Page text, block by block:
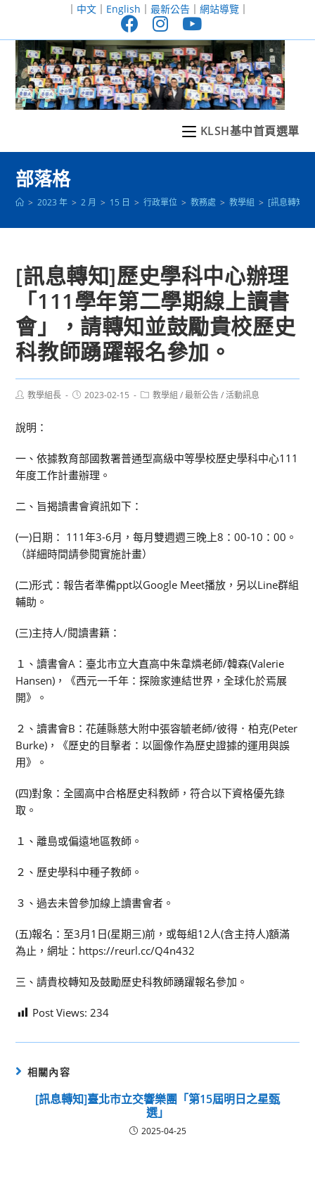
至
｜ 中文｜ English ｜ 最新公告｜ 網站導覽｜
KLSH基中首頁選單
部落格
> 2023 年 > 2 月 > 15 日 > 行政單位 > 教務處 > 教學組 > [訊息轉知]
[訊息轉知]歷史學科中心辦理
「111學年第二學期線上讀書
會」，請轉知並鼓勵貴校歷史
科教師踴躍報名參加。
Post教學組長
Post2023-02-15
Post教學組 / 最新公告 / 活動訊息
說明：
一、依據教育部國教署普通型高級中等學校歷史學科中心111
年度工作計畫辦理。
二、旨揭讀書會資訊如下：
(一)日期： 111年3-6月，每月雙週週三晚上8：00-10：00。
（詳細時間請參閱實施計畫）
(二)形式：報告者準備ppt以Google Meet播放，另以Line群組
輔助。
(三)主持人/閱讀書籍：
１、讀書會A：臺北市立大直高中朱韋燐老師/韓森(Valerie
Hansen)，《西元一千年：探險家連結世界，全球化於焉展
開》。
２、讀書會B：花蓮縣慈大附中張容毓老師/彼得．柏克(Peter
Burke)，《歷史的目擊者：以圖像作為歷史證據的運用與誤
用》。
(四)對象：全國高中合格歷史科教師，符合以下資格優先錄
取。
１、離島或偏遠地區教師。
２、歷史學科中種子教師。
３、過去未曾參加線上讀書會者。
(五)報名：至3月1日(星期三)前，或每組12人(含主持人)額滿
為止，網址：https://reurl.cc/Q4n432
三、請貴校轉知及鼓勵歷史科教師踴躍報名參加。
Post Views: 234
相關內容
[訊息轉知]臺北市立交響樂團「第15屆明日之星甄
選」
2025-04-25